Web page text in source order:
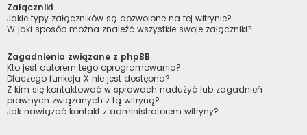
Załączniki
Jakie typy załączników są dozwolone na tej witrynie?
W jaki sposób można znaleźć wszystkie swoje załączniki?
Zagadnienia związane z phpBB
Kto jest autorem tego oprogramowania?
Dlaczego funkcja X nie jest dostępna?
Z kim się kontaktować w sprawach nadużyć lub zagadnień
prawnych związanych z tą witryną?
Jak nawiązać kontakt z administratorem witryny?